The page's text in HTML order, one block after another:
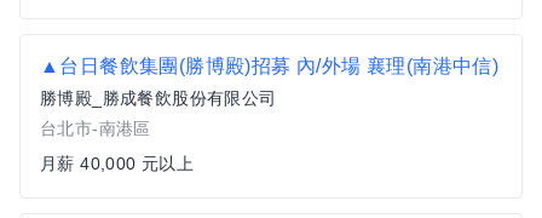
▲台日餐飲集團(勝博殿)招募 內/外場 襄理(南港中信)
勝博殿_勝成餐飲股份有限公司
台北市-南港區
月薪 40,000 元以上